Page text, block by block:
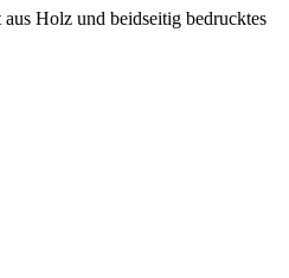
Holz und beidseitig bedrucktes